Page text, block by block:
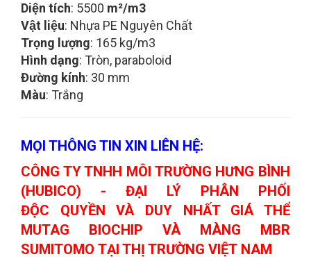
Diện tích: 5500 m²/m3
Vật liệu: Nhựa PE Nguyên Chất
Trọng lượng: 165 kg/m3
Hình dạng: Tròn, paraboloid
Đường kính: 30 mm
Màu: Trắng
MỌI THÔNG TIN XIN LIÊN HỆ:
CÔNG TY TNHH MÔI TRƯỜNG HƯNG BÌNH
(HUBICO) - ĐẠI LÝ PHÂN PHỐI
ĐỘC QUYỀN VÀ DUY NHẤT GIÁ THỂ
MUTAG BIOCHIP VÀ MÀNG MBR
SUMITOMO TẠI THỊ TRƯỜNG VIỆT NAM